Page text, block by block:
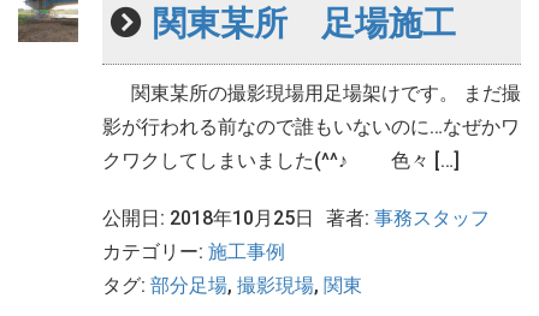
関東某所 足場施工
関東某所の撮影現場用足場架けです。 まだ撮
影が行われる前なので誰もいないのに…なぜかワ
クワクしてしまいました(^^♪ 色々 […]
公開日: 2018年10月25日 著者: 事務スタッフ
カテゴリー: 施工事例
タグ: 部分足場, 撮影現場, 関東